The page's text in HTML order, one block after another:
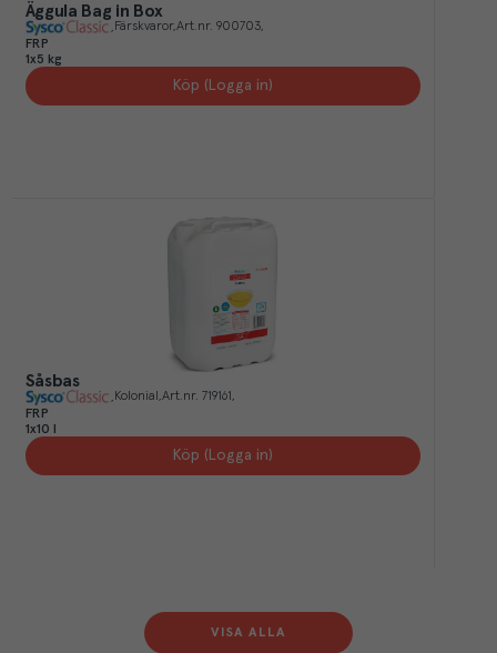
Äggula Bag in Box
Färskvaror Art.nr. 900703
FRP
1x5 kg
Köp (Logga in)
Såsbas
Kolonial Art.nr. 719161
FRP
1x10 l
Köp (Logga in)
VISA ALLA